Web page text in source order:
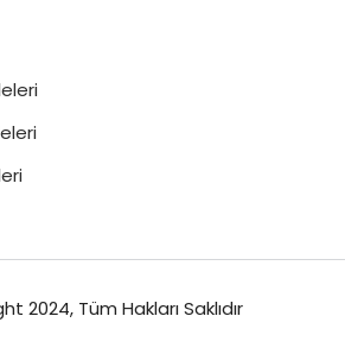
2024, Tüm Hakları Saklıdır